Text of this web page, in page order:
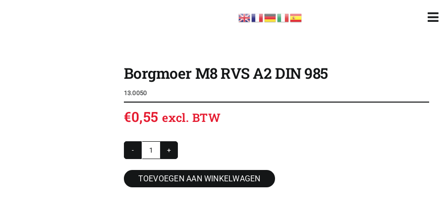
CONTACT
CONFIGURATOR
VACATURES
ACCOUNT / INLOG
WINKELWAGEN
Borgmoer M8 RVS A2 DIN 985
13.0050
€0,55 excl. BTW
Borgmoer
M8
RVS
TOEVOEGEN AAN WINKELWAGEN